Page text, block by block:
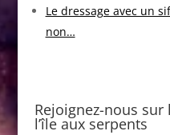
Le dressage avec un
non…
Rejoignez-nous sur
l’île aux serpents